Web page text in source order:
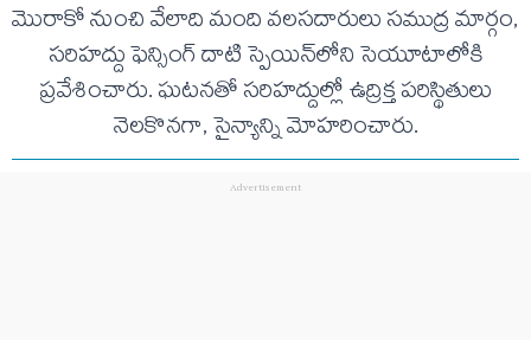
మొరాకో నుంచి వేలాది మంది వలసదారులు సముద్ర మార్గం,
సరిహద్దు ఫెన్సింగ్ దాటి స్పెయిన్‌లోని సెయూటాలోకి
ప్రవేశించారు. ఘటనతో సరిహద్దుల్లో ఉద్రిక్త పరిస్థితులు
నెలకొనగా, సైన్యాన్ని మోహరించారు.